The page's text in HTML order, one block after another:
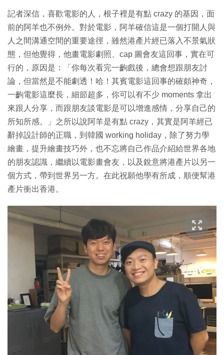
記者深信，喜歡電影的人，根子裡是有點 crazy 的基因，面
前的阿羊也不例外。對於電影，阿羊確信這是一個打開人與
人之間溝通空間的重要途徑，雖然港產片經已落入不景氣狀
態，但他覺得，他畫電影劇照、cap 圖會友這回事，實在可
行的，原因是：「你每次看完一齣戲後，總會想跟朋友討
論，但當然是不能劇透！哈！其賓電影這回事的確頗神奇，
一齣電影這麼長，細節超多，你可以有不少 moments 拿出
來跟人分享，而跟朋友談電影是可以增進感情，分享自己的
所知所感。」之所以說阿羊是有點 crazy，其實是阿羊經已
辭掉設計師的正職，到韓國 working holiday，除了努力學
繪畫，提升繪畫技巧外，也不忘將自己作品介紹給世界各地
的朋友認識，繼續以電影畫會友，以及銳意將港產片以另一
個方式，帶到世界另一方。在此祝願他學有所成，順便幫港
產片衝出香港。